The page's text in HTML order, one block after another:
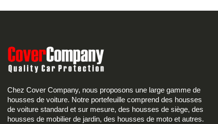
Chez Cover Company, nous proposons une large gamme de
housses de voiture. Notre portefeuille comprend des housses
de voiture standard et sur mesure, des housses de siège, des
housses de mobilier de jardin, des housses de moto et autres.